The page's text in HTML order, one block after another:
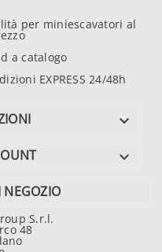
per miniescavatori al
a catalogo
EXPRESS 24/48h


NEGOZIO
S.r.l.
48